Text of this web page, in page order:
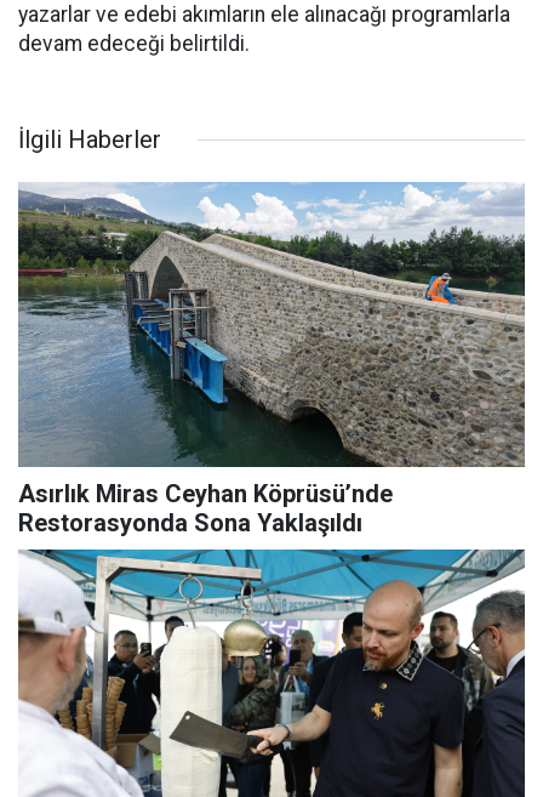
yazarlar ve edebi akımların ele alınacağı programlarla
devam edeceği belirtildi.
İlgili Haberler
Asırlık Miras Ceyhan Köprüsü’nde
Restorasyonda Sona Yaklaşıldı